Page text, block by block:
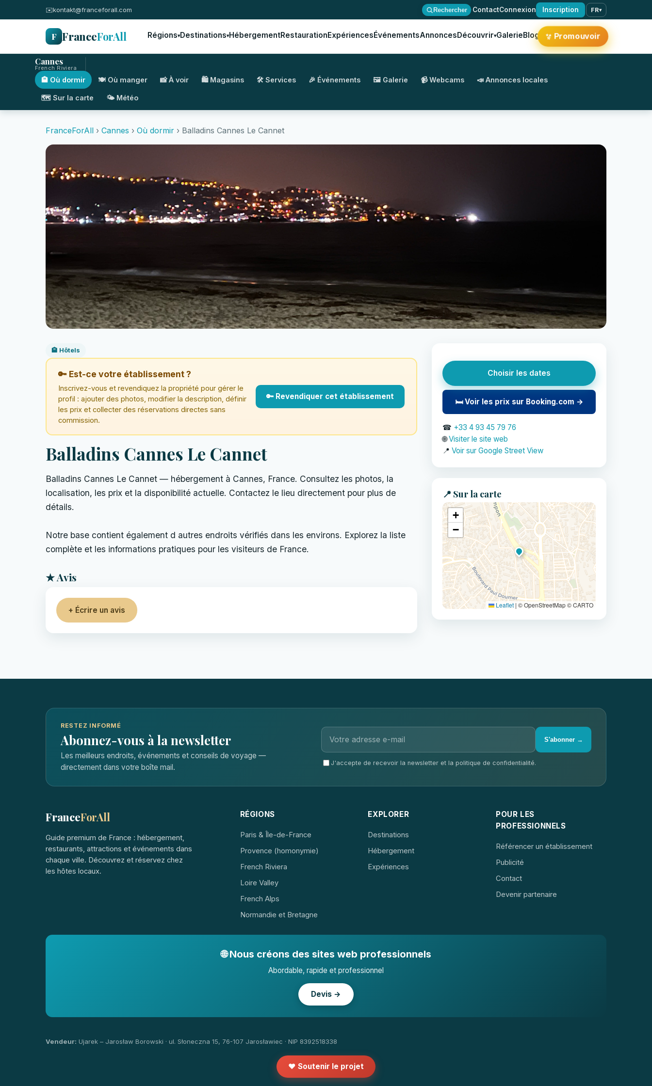
✉️kontakt@franceforall.com Rechercher ·ContactConnexion Inscription FR▾
F FranceForAll Régions▾Destinations▾HébergementRestaurationExpériencesÉvénementsAnnoncesDécouvrir▾GalerieBlog ✨Promouvoir
Cannes
French Riviera
🏨 Où dormir 🍽️ Où manger 📸 À voir 🛍️ Magasins 🛠️ Services 🎉 Événements 🖼️ Galerie 📹 Webcams 📣 Annonces locales
🗺️ Sur la carte 🌤️ Météo
FranceForAll › Cannes › Où dormir › Balladins Cannes Le Cannet
🏨 Hôtels
🔑 Est-ce votre établissement ?
Inscrivez-vous et revendiquez la propriété pour gérer le
profil : ajouter des photos, modifier la description, définir
les prix et collecter des réservations directes sans
commission.
🔑 Revendiquer cet établissement
Balladins Cannes Le Cannet
Balladins Cannes Le Cannet — hébergement à Cannes, France. Consultez les photos, la
localisation, les prix et la disponibilité actuelle. Contactez le lieu directement pour plus de
détails.
Notre base contient également d autres endroits vérifiés dans les environs. Explorez la liste
complète et les informations pratiques pour les visiteurs de France.
★ Avis
+ Écrire un avis
Choisir les dates
🛏 Voir les prix sur Booking.com →
☎ +33 4 93 45 79 76
🌐Visiter le site web
📍 Voir sur Google Street View
📍 Sur la carte
+
−
Leaflet | © OpenStreetMap © CARTO
RESTEZ INFORMÉ
Abonnez-vous à la newsletter
Les meilleurs endroits, événements et conseils de voyage —
directement dans votre boîte mail.
S'abonner →
J'accepte de recevoir la newsletter et la politique de confidentialité.
FranceForAll
Guide premium de France : hébergement,
restaurants, attractions et événements dans
chaque ville. Découvrez et réservez chez
les hôtes locaux.
RÉGIONS
Paris & Île-de-France
Provence (homonymie)
French Riviera
Loire Valley
French Alps
Normandie et Bretagne
EXPLORER
Destinations
Hébergement
Expériences
POUR LES
PROFESSIONNELS
Référencer un établissement
Publicité
Contact
Devenir partenaire
🌐 Nous créons des sites web professionnels
Abordable, rapide et professionnel
Devis →
Vendeur: Ujarek – Jarosław Borowski · ul. Słoneczna 15, 76-107 Jarosławiec · NIP 8392518338
❤️ Soutenir le projet